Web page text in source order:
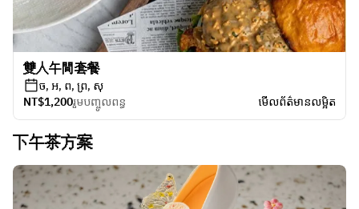
雙人午間套餐
ច, អ, ព, ព្រ, សុ
NT$1,200រួមបញ្ចូលពន្ធ មើលព័ត៌មានលម្អិត
下午茶方案